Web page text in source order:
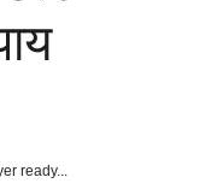
ready...